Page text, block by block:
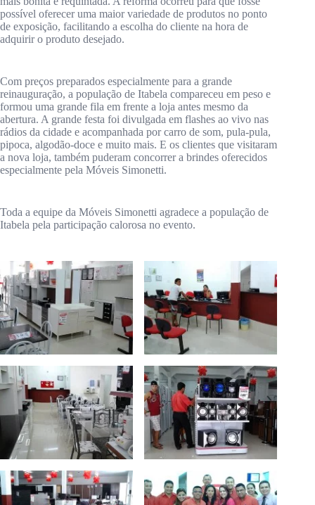
possível oferecer uma maior variedade de produtos no ponto
de exposição, facilitando a escolha do cliente na hora de
adquirir o produto desejado.
Com preços preparados especialmente para a grande
reinauguração, a população de Itabela compareceu em peso e
formou uma grande fila em frente a loja antes mesmo da
abertura. A grande festa foi divulgada em flashes ao vivo nas
rádios da cidade e acompanhada por carro de som, pula-pula,
pipoca, algodão-doce e muito mais. E os clientes que visitaram
a nova loja, também puderam concorrer a brindes oferecidos
especialmente pela Móveis Simonetti.
Toda a equipe da Móveis Simonetti agradece a população de
Itabela pela participação calorosa no evento.